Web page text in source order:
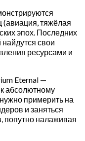
(авиация, тяжёлая
эпох. Последних
свои
ресурсами и
Eternal —
абсолютному
примерить на
и заняться
попутно налаживая